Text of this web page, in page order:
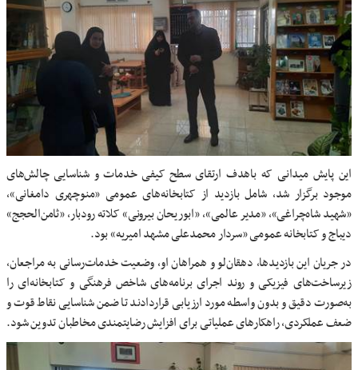
این پایش میدانی که باهدف ارتقای سطح کیفی خدمات و شناسایی چالش‌های
موجود برگزار شد، شامل بازدید از کتابخانه‌های عمومی «منوچهری دامغانی»،
«شهید شاه‌چراغی»، «مدیر عالمی»، «ابوریحان بیرونی» کلاته رودبار، «ثامن‌الحجج»
دیباج و کتابخانه عمومی «سردار محمدعلی مشهد امیریه» بود.
در جریان این بازدیدها، دهقان‌لو و همراهان او، وضعیت خدمات‌رسانی به مراجعان،
زیرساخت‌های فیزیکی و روند اجرای برنامه‌های شاخص فرهنگی و کتابخانه‌ای را
به‌صورت دقیق و بدون واسطه مورد ارزیابی قراردادند تا ضمن شناسایی نقاط قوت و
ضعف عملکردی، راهکارهای عملیاتی برای افزایش رضایتمندی مخاطبان تدوین شود.